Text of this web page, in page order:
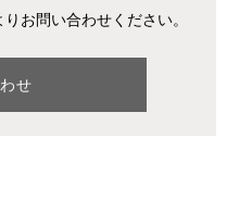
お問い合わせください。
せ